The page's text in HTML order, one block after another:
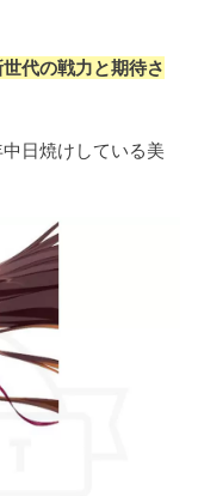
代の戦力と期待さ
日焼けしている美